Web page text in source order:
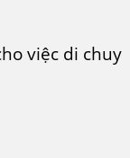
việc di